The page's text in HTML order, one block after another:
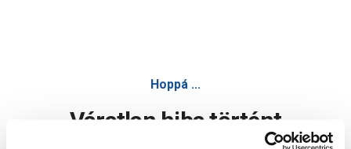
Hoppá ...
Váratlan hiba történt